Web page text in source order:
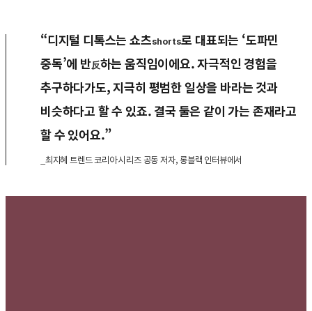
“디지털 디톡스는 쇼츠shorts로 대표되는 ‘도파민
중독’에 반反하는 움직임이에요. 자극적인 경험을
추구하다가도, 지극히 평범한 일상을 바라는 것과
비슷하다고 할 수 있죠. 결국 둘은 같이 가는 존재라고
할 수 있어요.”
_최지혜 트렌드 코리아 시리즈 공동 저자, 롱블랙 인터뷰에서